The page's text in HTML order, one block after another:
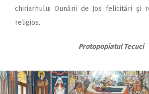
chiriarhului Dunării de Jos felicitări şi
religios.
Protopopiatul Tecuci